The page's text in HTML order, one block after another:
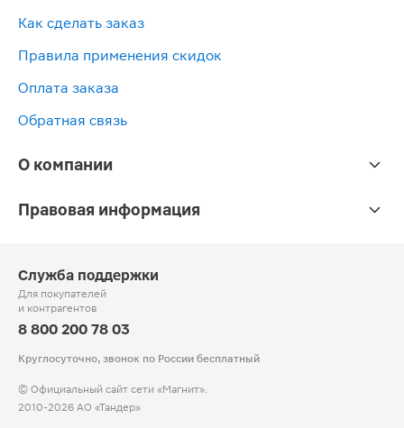
Как сделать заказ
Правила применения скидок
Оплата заказа
Обратная связь
О компании
Правовая информация
Служба поддержки
Для покупателей
и контрагентов
8 800 200 78 03
Круглосуточно, звонок по России бесплатный
© Официальный сайт сети «Магнит».
2010-2026 АО «Тандер»